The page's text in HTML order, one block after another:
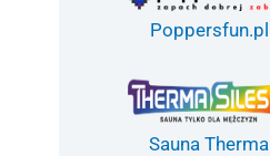
Poppersfun.pl
Sauna Therma